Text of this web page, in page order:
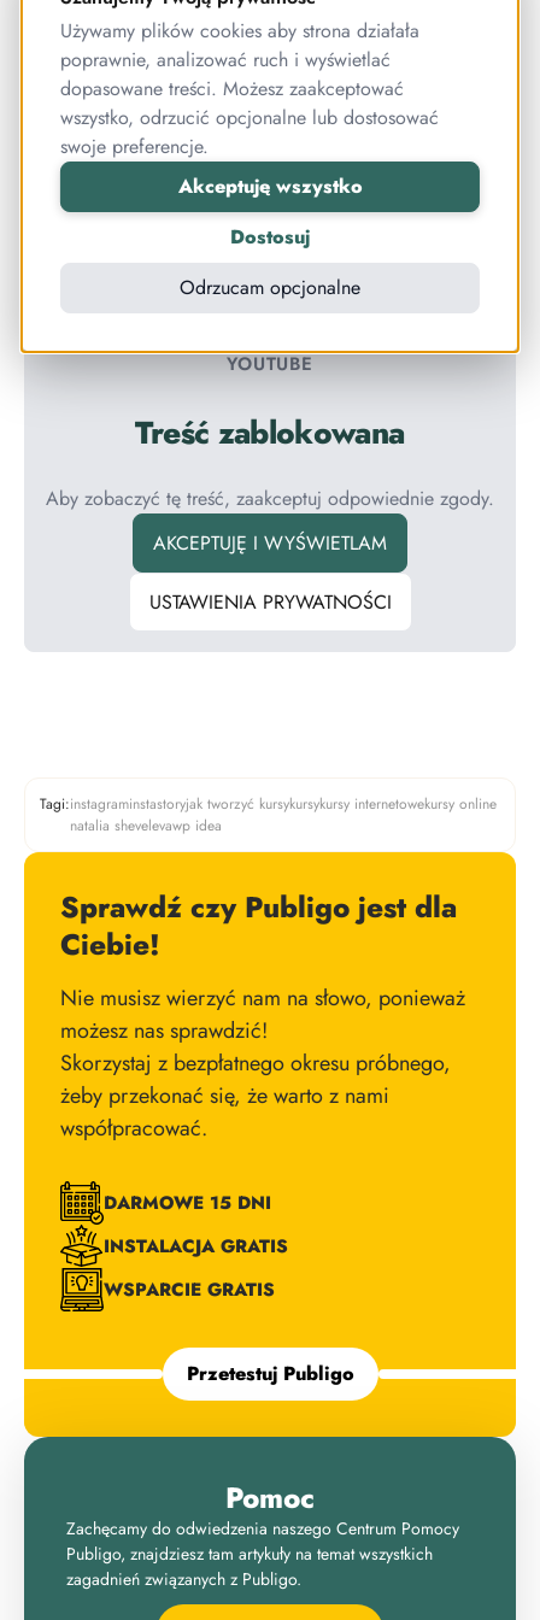
Linki do miejsc, o których mówiliśmy w
podcaście:
Instagram Natalii >>>TUTAJ<<<
Strona z kursami i ebookami Natalii >>>TUTAJ
Lekcja pokazowa z kursu Natalii
YOUTUBE
Treść zablokowana
Aby zobaczyć tę treść, zaakceptuj odpowiednie zgody.
AKCEPTUJĘ I WYŚWIETLAM
USTAWIENIA PRYWATNOŚCI
Tagi:instagraminstastoryjak tworzyć kursykursykursy internetowekursy online
natalia shevelevawp idea
Sprawdź czy Publigo jest dla
Ciebie!
Nie musisz wierzyć nam na słowo, ponieważ
możesz nas sprawdzić!
Skorzystaj z bezpłatnego okresu próbnego,
żeby przekonać się, że warto z nami
współpracować.
DARMOWE 15 DNI
INSTALACJA GRATIS
WSPARCIE GRATIS
Przetestuj Publigo
Pomoc
Zachęcamy do odwiedzenia naszego Centrum Pomocy
Publigo, znajdziesz tam artykuły na temat wszystkich
zagadnień związanych z Publigo.
Używamy plików cookies aby strona działała
poprawnie, analizować ruch i wyświetlać
dopasowane treści. Możesz zaakceptować
wszystko, odrzucić opcjonalne lub dostosować
swoje preferencje.
Akceptuję wszystko
Dostosuj
Odrzucam opcjonalne